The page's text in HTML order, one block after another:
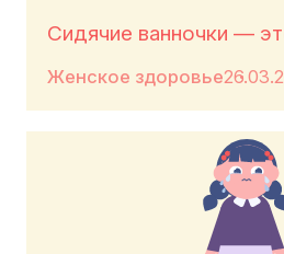
Сидячие ванночки —
Женское здоровье